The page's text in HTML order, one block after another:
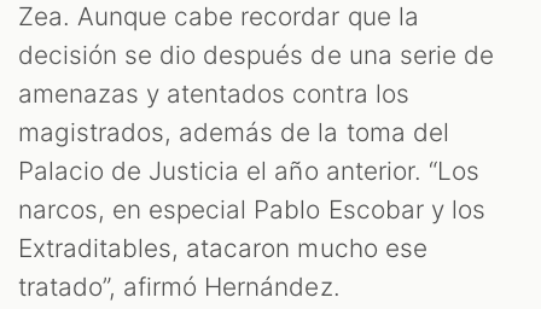
Zea. Aunque cabe recordar que la
decisión se dio después de una serie de
amenazas y atentados contra los
magistrados, además de la toma del
Palacio de Justicia el año anterior. “Los
narcos, en especial Pablo Escobar y los
Extraditables, atacaron mucho ese
tratado”, afirmó Hernández.